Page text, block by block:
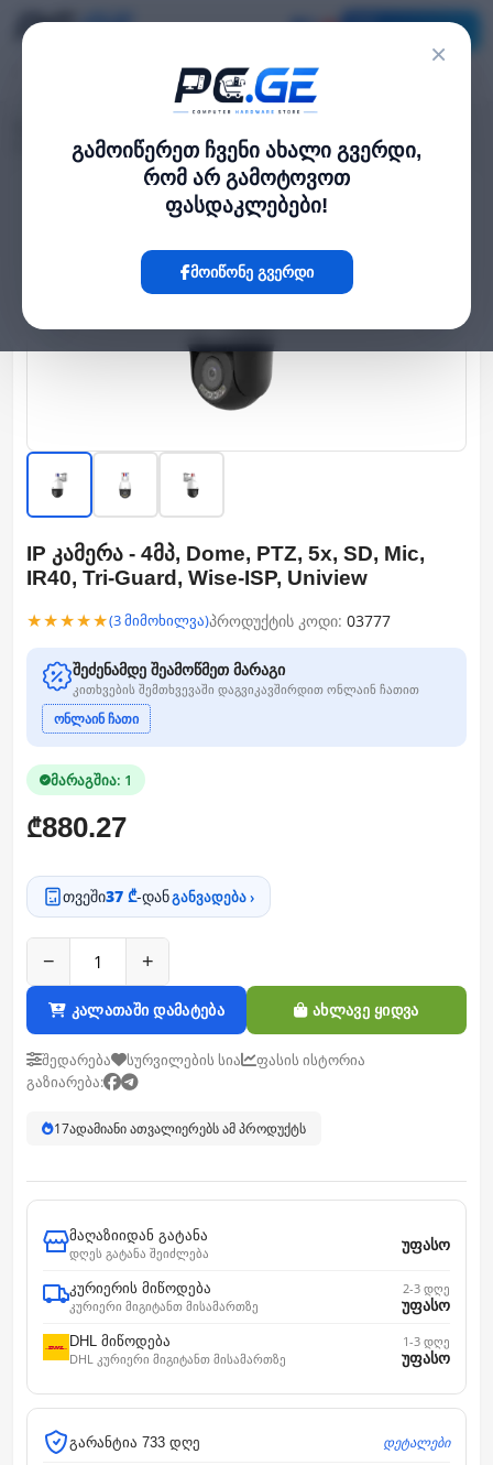
×
გამოიწერეთ ჩვენი ახალი გვერდი,
რომ არ გამოტოვოთ
ფასდაკლებები!
მოიწონე გვერდი
IP კამერა - 4მპ, Dome, PTZ, 5x, SD, Mic, IR40, Tri-Guard, Wise-ISP, Uniview
IP კამერა - 4მპ, Dome, PTZ, 5x, SD, Mic,
IR40, Tri-Guard, Wise-ISP, Uniview
★★★★★(3 მიმოხილვა)პროდუქტის კოდი: 03777
შეძენამდე შეამოწმეთ მარაგი
კითხვების შემთხვევაში დაგვიკავშირდით ონლაინ ჩათით
ონლაინ ჩათი
მარაგშია: 1
₾880.27
თვეში37 ₾-დანგანვადება ›
− +
კალათაში დამატება ახლავე ყიდვა
შედარება სურვილების სია
ფასის ისტორია
გაზიარება:
17ადამიანი ათვალიერებს ამ პროდუქტს
მაღაზიიდან გატანა
დღეს გატანა შეიძლება
უფასო
კურიერის მიწოდება
კურიერი მიგიტანთ მისამართზე
2-3 დღე
უფასო
DHL მიწოდება
DHL კურიერი მიგიტანთ მისამართზე
1-3 დღე
უფასო
გარანტია 733 დღე დეტალები